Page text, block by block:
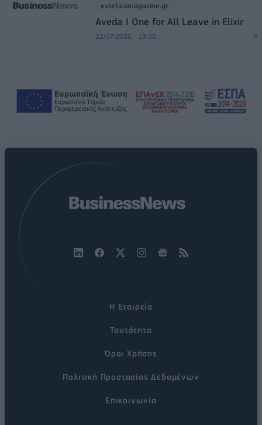
esteticamagazine.gr
Aveda I One for All Leave in Elixir
22/07/2026 - 13:20
Η Εταιρεία
Ταυτότητα
Όροι Χρήσης
Πολιτική Προστασίας Δεδομένων
Επικοινωνία